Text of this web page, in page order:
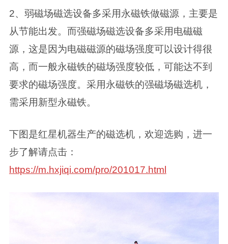
2、弱磁场磁选设备多采用永磁铁做磁源，主要是
从节能出发。而强磁场磁选设备多采用电磁磁
源，这是因为电磁磁源的磁场强度可以设计得很
高，而一般永磁铁的磁场强度较低，可能达不到
要求的磁场强度。采用永磁铁的强磁场磁选机，
需采用新型永磁铁。
下图是红星机器生产的磁选机，欢迎选购，进一
步了解请点击：
https://m.hxjiqi.com/pro/201017.html